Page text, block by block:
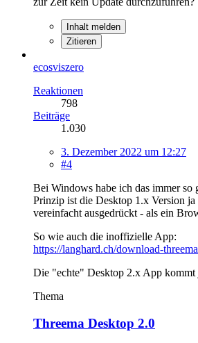
Inhalt melden
Zitieren
ecosviszero
Reaktionen
798
Beiträge
1.030
3. Dezember 2022 um 12:27
#4
Bei Windows habe ich das immer so
Prinzip ist die Desktop 1.x Version ja
vereinfacht ausgedrückt - als ein
So wie auch die inoffizielle App:
https://langhard.ch/download-
Die "echte" Desktop 2.x App kommt
Thema
Threema Desktop 2.0